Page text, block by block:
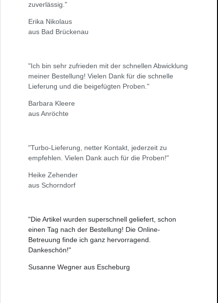
zuverlässig."
Erika Nikolaus
aus Bad Brückenau
"Ich bin sehr zufrieden mit der schnellen Abwicklung
meiner Bestellung! Vielen Dank für die schnelle
Lieferung und die beigefügten Proben."
Barbara Kleere
aus Anröchte
"Turbo-Lieferung, netter Kontakt, jederzeit zu
empfehlen. Vielen Dank auch für die Proben!"
Heike Zehender
aus Schorndorf
"Die Artikel wurden superschnell geliefert, schon
einen Tag nach der Bestellung! Die Online-
Betreuung finde ich ganz hervorragend.
Dankeschön!"
Susanne Wegner aus Escheburg